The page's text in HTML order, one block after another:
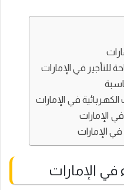
للتأجير في الإمارات
في الإمارات
الإمارات
الإمارات
في الإمارات